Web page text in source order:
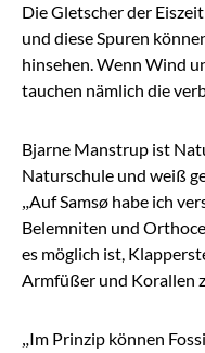
Die Gletscher der
und diese Spuren
hinsehen. Wenn Wind
tauchen nämlich die
Bjarne Manstrup ist
Naturschule und weiß
„Auf Samsø habe ich
Belemniten und
es möglich ist,
Armfüßer und Korallen
„Im Prinzip können